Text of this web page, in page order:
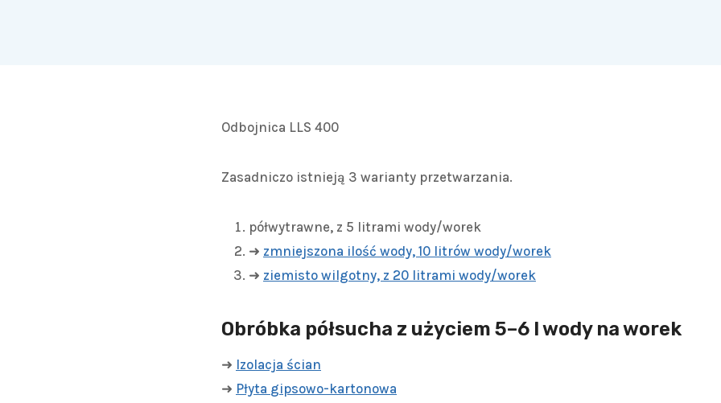
Odbojnica LLS 400
Zasadniczo istnieją 3 warianty przetwarzania.
półwytrawne, z 5 litrami wody/worek
➜ zmniejszona ilość wody, 10 litrów wody/worek
➜ ziemisto wilgotny, z 20 litrami wody/worek
Obróbka półsucha z użyciem 5–6 l wody na worek
➜ Izolacja ścian
➜ Płyta gipsowo-kartonowa